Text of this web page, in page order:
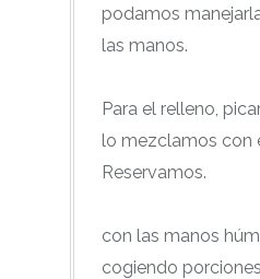
podamos
las manos.
Para el relleno,
lo mezclamos con
Reservamos.
con las manos
cogiendo